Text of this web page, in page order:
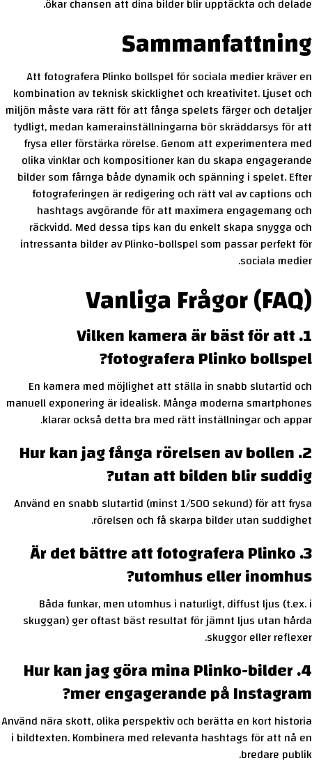
ökar chansen att dina bilder blir upptäckta och delade.
Sammanfattning
Att fotografera Plinko bollspel för sociala medier kräver en
kombination av teknisk skicklighet och kreativitet. Ljuset och
miljön måste vara rätt för att fånga spelets färger och detaljer
tydligt, medan kamerainställningarna bör skräddarsys för att
frysa eller förstärka rörelse. Genom att experimentera med
olika vinklar och kompositioner kan du skapa engagerande
bilder som fårnga både dynamik och spänning i spelet. Efter
fotograferingen är redigering och rätt val av captions och
hashtags avgörande för att maximera engagemang och
räckvidd. Med dessa tips kan du enkelt skapa snygga och
intressanta bilder av Plinko-bollspel som passar perfekt för
sociala medier.
Vanliga Frågor (FAQ)
1. Vilken kamera är bäst för att
fotografera Plinko bollspel?
En kamera med möjlighet att ställa in snabb slutartid och
manuell exponering är idealisk. Många moderna smartphones
klarar också detta bra med rätt inställningar och appar.
2. Hur kan jag fånga rörelsen av bollen
utan att bilden blir suddig?
Använd en snabb slutartid (minst 1/500 sekund) för att frysa
rörelsen och få skarpa bilder utan suddighet.
3. Är det bättre att fotografera Plinko
utomhus eller inomhus?
Båda funkar, men utomhus i naturligt, diffust ljus (t.ex. i
skuggan) ger oftast bäst resultat för jämnt ljus utan hårda
skuggor eller reflexer.
4. Hur kan jag göra mina Plinko-bilder
mer engagerande på Instagram?
Använd nära skott, olika perspektiv och berätta en kort historia
i bildtexten. Kombinera med relevanta hashtags för att nå en
bredare publik.